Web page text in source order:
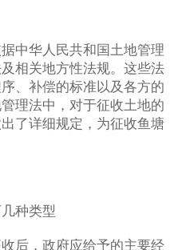
中华人民共和国土地管理
相关地方性法规。这些法
、补偿的标准以及各方的
理法中，对于征收土地的
了详细规定，为征收鱼塘
种类型
后，政府应给予的主要经